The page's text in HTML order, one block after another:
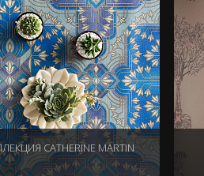
CATHERINE MARTIN